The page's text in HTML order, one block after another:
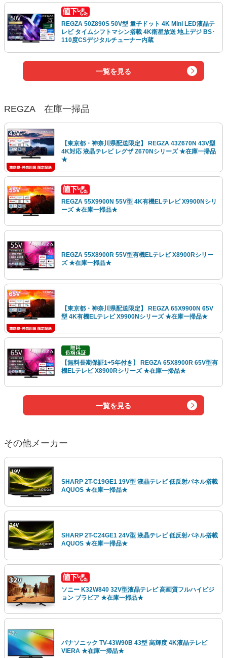
REGZA 50Z890S 50V型 量子ドット 4K Mini LED液晶テ
レビ タイムシフトマシン搭載 4K衛星放送 地上デジ BS･
110度CSデジタルチューナー内蔵
一覧を見る
REGZA 在庫一掃品
【東京都・神奈川県配送限定】 REGZA 43Z670N 43V型
4K対応 液晶テレビ レグザ Z670Nシリーズ ★在庫一掃品
★
REGZA 55X9900N 55V型 4K有機ELテレビ X9900Nシリ
ーズ ★在庫一掃品★
REGZA 55X8900R 55V型有機ELテレビ X8900Rシリー
ズ ★在庫一掃品★
【東京都・神奈川県配送限定】 REGZA 65X9900N 65V
型 4K有機ELテレビ X9900Nシリーズ ★在庫一掃品★
【無料長期保証1+5年付き】 REGZA 65X8900R 65V型有
機ELテレビ X8900Rシリーズ ★在庫一掃品★
一覧を見る
その他メーカー
SHARP 2T-C19GE1 19V型 液晶テレビ 低反射パネル搭載
AQUOS ★在庫一掃品★
SHARP 2T-C24GE1 24V型 液晶テレビ 低反射パネル搭載
AQUOS ★在庫一掃品★
ソニー K32W840 32V型液晶テレビ 高画質フルハイビジ
ョン ブラビア ★在庫一掃品★
パナソニック TV-43W90B 43型 高輝度 4K液晶テレビ
VIERA ★在庫一掃品★